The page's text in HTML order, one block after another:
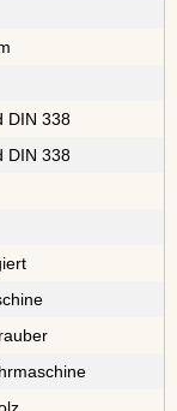
DIN 338
DIN 338